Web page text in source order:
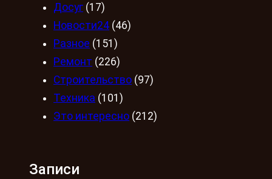
Досуг (17)
Новости24 (46)
Разное (151)
Ремонт (226)
Строительство (97)
Техника (101)
Это интересно (212)
Записи